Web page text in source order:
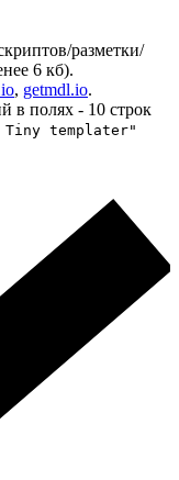
разметки/
6 кб).
, getmdl.io.
в полях - 10 строк
Tiny templater"